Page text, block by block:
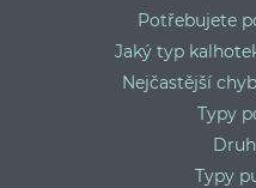
Potřebujete
Jaký typ
Nejčastější
Typy
Typy